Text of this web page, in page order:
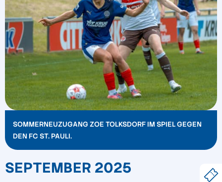
SOMMERNEUZUGANG ZOE TOLKSDORF IM SPIEL GEGEN
DEN FC ST. PAULI.
SEPTEMBER 2025